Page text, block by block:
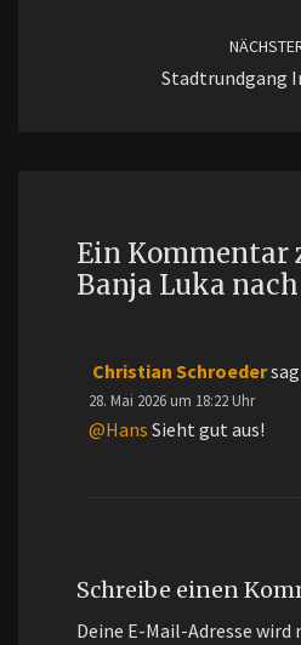
Stadtrundgang
Ein Kommentar
Banja Luka
Christian Schroeder
28. Mai 2026 um 18:22 Uhr
@Hans Sieht gut aus!
Schreibe einen
Deine E-Mail-Adresse